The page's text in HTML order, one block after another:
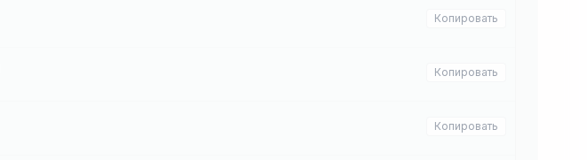
Копировать
Копировать
Копировать